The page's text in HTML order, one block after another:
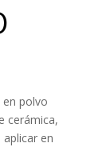
en polvo
cerámica,
en